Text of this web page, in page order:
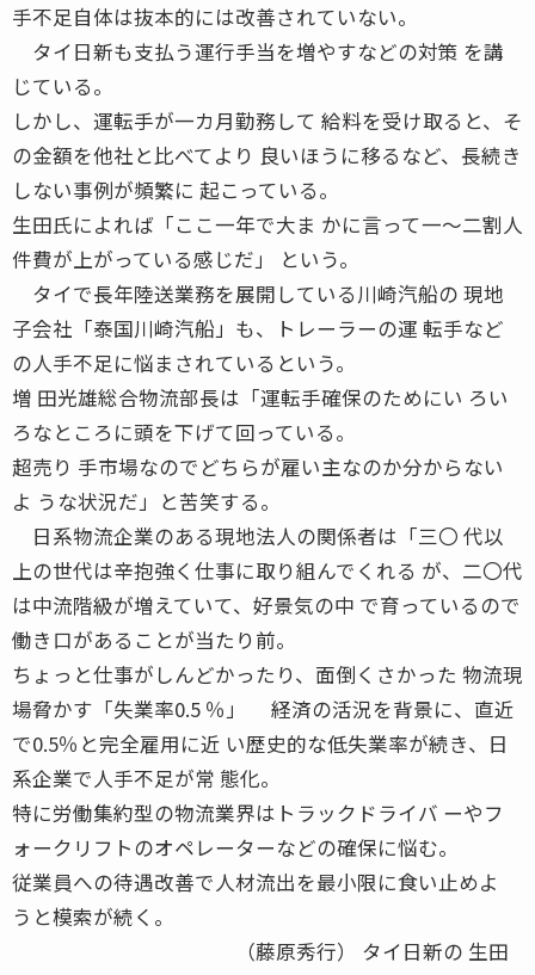
手不足自体は抜本的には改善されていない。
タイ日新も支払う運行手当を増やすなどの対策 を講
じている。
しかし、運転手が一カ月勤務して 給料を受け取ると、そ
の金額を他社と比べてより 良いほうに移るなど、長続き
しない事例が頻繁に 起こっている。
生田氏によれば「ここ一年で大ま かに言って一〜二割人
件費が上がっている感じだ」 という。
タイで長年陸送業務を展開している川崎汽船の 現地
子会社「泰国川崎汽船」も、トレーラーの運 転手など
の人手不足に悩まされているという。
増 田光雄総合物流部長は「運転手確保のためにい ろい
ろなところに頭を下げて回っている。
超売り 手市場なのでどちらが雇い主なのか分からない
よ うな状況だ」と苦笑する。
日系物流企業のある現地法人の関係者は「三〇 代以
上の世代は辛抱強く仕事に取り組んでくれる が、二〇代
は中流階級が増えていて、好景気の中 で育っているので
働き口があることが当たり前。
ちょっと仕事がしんどかったり、面倒くさかった 物流現
場脅かす「失業率0.5 ％」 経済の活況を背景に、直近
で0.5％と完全雇用に近 い歴史的な低失業率が続き、日
系企業で人手不足が常 態化。
特に労働集約型の物流業界はトラックドライバ ーやフ
ォークリフトのオペレーターなどの確保に悩む。
従業員への待遇改善で人材流出を最小限に食い止めよ
うと模索が続く。
（藤原秀行） タイ日新の 生田